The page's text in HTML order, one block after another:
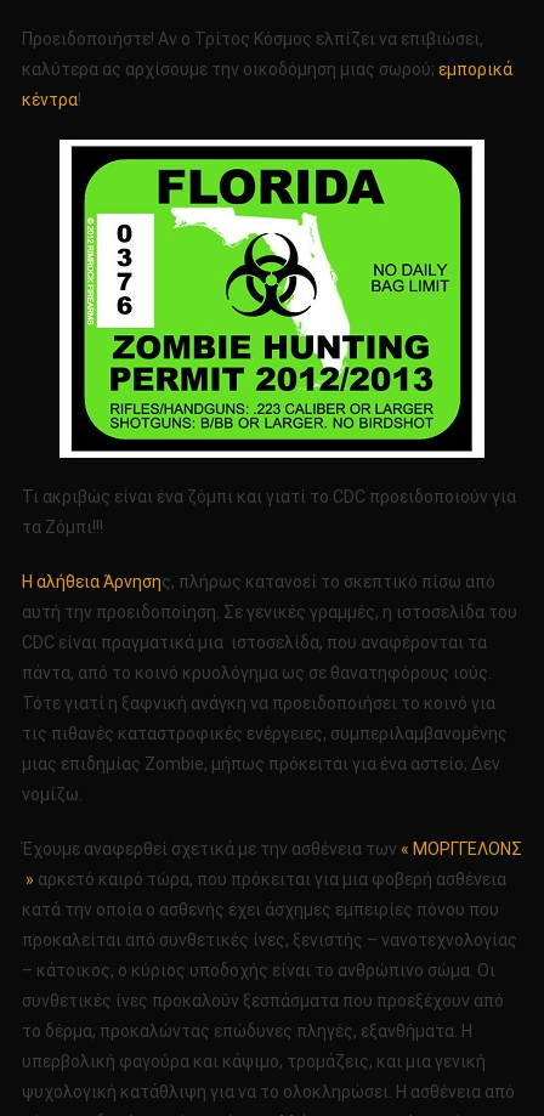
Προειδοποιήστε! Αν ο Τρίτος Κόσμος ελπίζει να επιβιώσει,
καλύτερα ας αρχίσουμε την οικοδόμηση μιας σωρού; εμπορικά
κέντρα!
Τι ακριβώς είναι ένα ζόμπι και γιατί το CDC προειδοποιούν για
τα Zόμπι!!!
Η αλήθεια Άρνησης, πλήρως κατανοεί το σκεπτικό πίσω από
αυτή την προειδοποίηση. Σε γενικές γραμμές, η ιστοσελίδα του
CDC είναι πραγματικά μια ιστοσελίδα, που αναφέρονται τα
πάντα, από το κοινό κρυολόγημα ως σε θανατηφόρους ιούς.
Τότε γιατί η ξαφνική ανάγκη να προειδοποιήσει το κοινό για
τις πιθανές καταστροφικές ενέργειες, συμπεριλαμβανομένης
μιας επιδημίας Zombie, μήπως πρόκειται για ένα αστείο; Δεν
νομίζω.
Έχουμε αναφερθεί σχετικά με την ασθένεια των « ΜΟΡΓΓΕΛΟΝΣ
» αρκετό καιρό τώρα, που πρόκειται για μια φοβερή ασθένεια
κατά την οποία ο ασθενής έχει άσχημες εμπειρίες πόνου που
προκαλείται από συνθετικές ίνες, ξενιστής – νανοτεχνολογίας
– κάτοικος, ο κύριος υποδοχής είναι το ανθρώπινο σώμα. Οι
συνθετικές ίνες προκαλούν ξεσπάσματα που προεξέχουν από
το δέρμα, προκαλώντας επώδυνες πληγές, εξανθήματα. Η
υπερβολική φαγούρα και κάψιμο, τρομάζεις, και μια γενική
ψυχολογική κατάθλιψη για να το ολοκληρώσει. Η ασθένεια από